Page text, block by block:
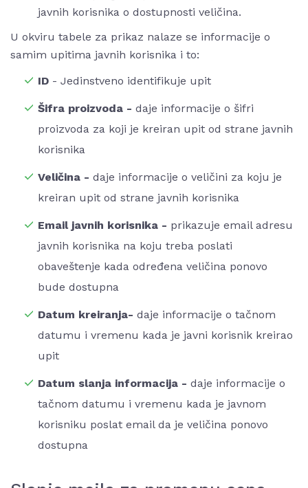
javnih korisnika o dostupnosti veličina.
U okviru tabele za prikaz nalaze se informacije o
samim upitima javnih korisnika i to:
ID - Jedinstveno identifikuje upit
Šifra proizvoda - daje informacije o šifri
proizvoda za koji je kreiran upit od strane javnih
korisnika
Veličina - daje informacije o veličini za koju je
kreiran upit od strane javnih korisnika
Email javnih korisnika - prikazuje email adresu
javnih korisnika na koju treba poslati
obaveštenje kada određena veličina ponovo
bude dostupna
Datum kreiranja- daje informacije o tačnom
datumu i vremenu kada je javni korisnik kreirao
upit
Datum slanja informacija - daje informacije o
tačnom datumu i vremenu kada je javnom
korisniku poslat email da je veličina ponovo
dostupna